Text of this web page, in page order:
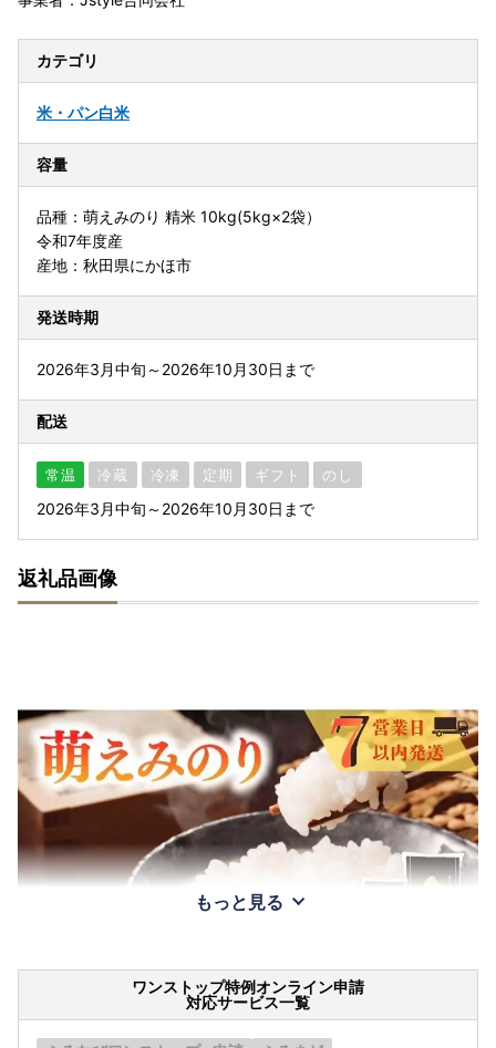
カテゴリ
米・パン白米
容量
品種：萌えみのり 精米 10kg(5kg×2袋）
令和7年度産
産地：秋田県にかほ市
発送時期
2026年3月中旬～2026年10月30日まで
配送
常温 冷蔵 冷凍 定期 ギフト のし
2026年3月中旬～2026年10月30日まで
返礼品画像
もっと見る
ワンストップ特例オンライン申請
対応サービス一覧